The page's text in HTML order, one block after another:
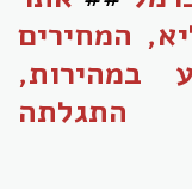
המחירים
במהירות,